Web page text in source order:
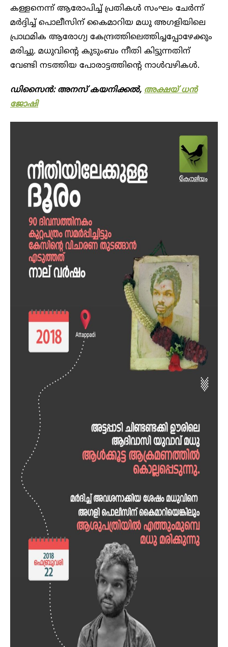
കള്ളനെന്ന് ആരോപിച്ച് പ്രതികൾ സംഘം ചേർന്ന്
മർദ്ദിച്ച് പൊലീസിന് കൈമാറിയ മധു അഗളിയിലെ
പ്രാഥമിക ആരോഗ്യ കേന്ദ്രത്തിലെത്തിച്ചപ്പോഴേക്കും
മരിച്ചു. മധുവിന്റെ കുടുംബം നീതി കിട്ടുന്നതിന്
വേണ്ടി നടത്തിയ പോരാട്ടത്തിന്റെ നാൾവഴികൾ.
ഡിസൈൻ: അനസ് കയനിക്കൽ, അക്ഷയ് ധൻ
ജോഷി